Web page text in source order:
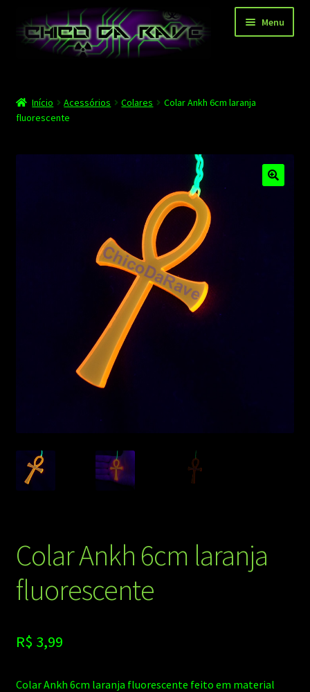
para
navegação
para
Menu
Depoimentos
Início Acessórios Colares
Colar Ankh 6cm laranja
fluorescente
Colar Ankh 6cm laranja
fluorescente
R$ 3,99
Colar Ankh 6cm laranja fluorescente feito em material